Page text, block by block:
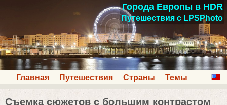
Города Европы в HDR
Путешествия с LPSPhoto
Главная Путешествия Страны Темы
Съемка сюжетов с большим контрастом